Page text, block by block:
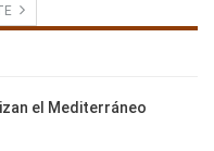
el Mediterráneo